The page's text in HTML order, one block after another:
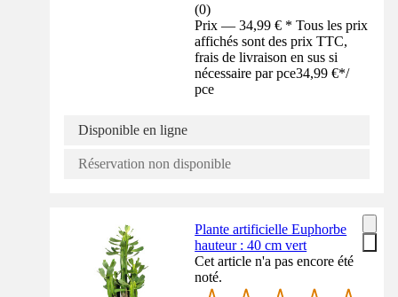
(0)
Prix — 34,99 € * Tous les prix
affichés sont des prix TTC,
frais de livraison en sus si
nécessaire par pce34,99 €*/
pce
Disponible en ligne
Réservation non disponible
Plante artificielle Euphorbe
hauteur : 40 cm vert
Cet article n'a pas encore été
noté.